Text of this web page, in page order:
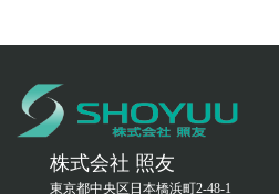
株式会社 照友
東京都中央区日本橋浜町2-48-1